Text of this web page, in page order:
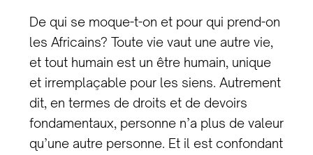
De qui se moque-t-on et pour qui prend-on
les Africains? Toute vie vaut une autre vie,
et tout humain est un être humain, unique
et irremplaçable pour les siens. Autrement
dit, en termes de droits et de devoirs
fondamentaux, personne n’a plus de valeur
qu’une autre personne. Et il est confondant